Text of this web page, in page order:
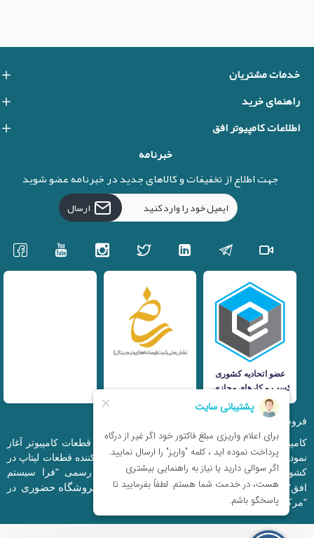
خدمات مشتریان
راهنمای خرید
اطلاعات کامپیوتر افق
خبرنامه
جهت اطلاع از تخفیفات و کالاهای جدید در خبرنامه عضو شوید
ارسال
فروشگاه اینترنتی iranfso (کامپیوتر افق)
کامپیوتر افق، فعالیت خود را از سال 1377 در زمینه قطعات کامپیوتر آغاز
نمود و در حال حاضر به بزرگترین وارد کننده و توزیع کننده قطعات لپتاپ در
کشور تبدیل شده است. این مجموعه که با نام رسمی "فرا سیستم
افق" ثبت شده است دارای فروشگاه اینترنتی و
فروشگاه حضوری در
"مرکز کامپیوتر ایران" و "خیابان مظفر" میباشد.